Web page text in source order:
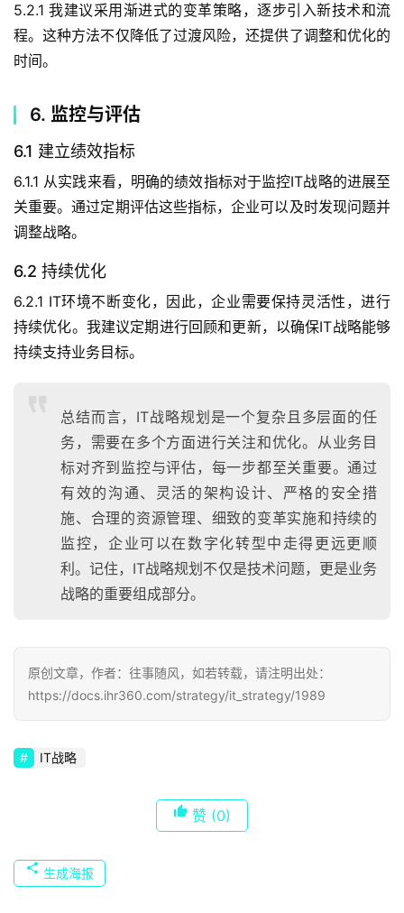
5.2.1 我建议采用渐进式的变革策略，逐步引入新技术和流
程。这种方法不仅降低了过渡风险，还提供了调整和优化的
时间。
6. 监控与评估
6.1 建立绩效指标
6.1.1 从实践来看，明确的绩效指标对于监控IT战略的进展至
关重要。通过定期评估这些指标，企业可以及时发现问题并
调整战略。
6.2 持续优化
6.2.1 IT环境不断变化，因此，企业需要保持灵活性，进行
持续优化。我建议定期进行回顾和更新，以确保IT战略能够
持续支持业务目标。
总结而言，IT战略规划是一个复杂且多层面的任
务，需要在多个方面进行关注和优化。从业务目
标对齐到监控与评估，每一步都至关重要。通过
有效的沟通、灵活的架构设计、严格的安全措
施、合理的资源管理、细致的变革实施和持续的
监控，企业可以在数字化转型中走得更远更顺
利。记住，IT战略规划不仅是技术问题，更是业务
战略的重要组成部分。
原创文章，作者：往事随风，如若转载，请注明出处：
https://docs.ihr360.com/strategy/it_strategy/1989
IT战略
赞 (0)
生成海报